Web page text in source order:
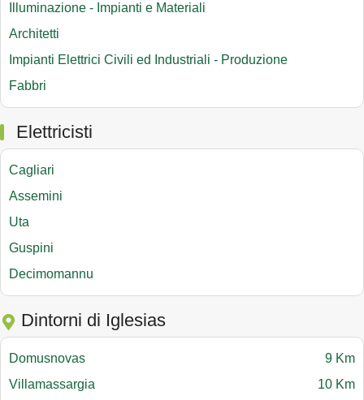
Illuminazione - Impianti e Materiali
Architetti
Impianti Elettrici Civili ed Industriali - Produzione
Fabbri
Elettricisti
Cagliari
Assemini
Uta
Guspini
Decimomannu
Dintorni di Iglesias
Domusnovas
9 Km
Villamassargia
10 Km